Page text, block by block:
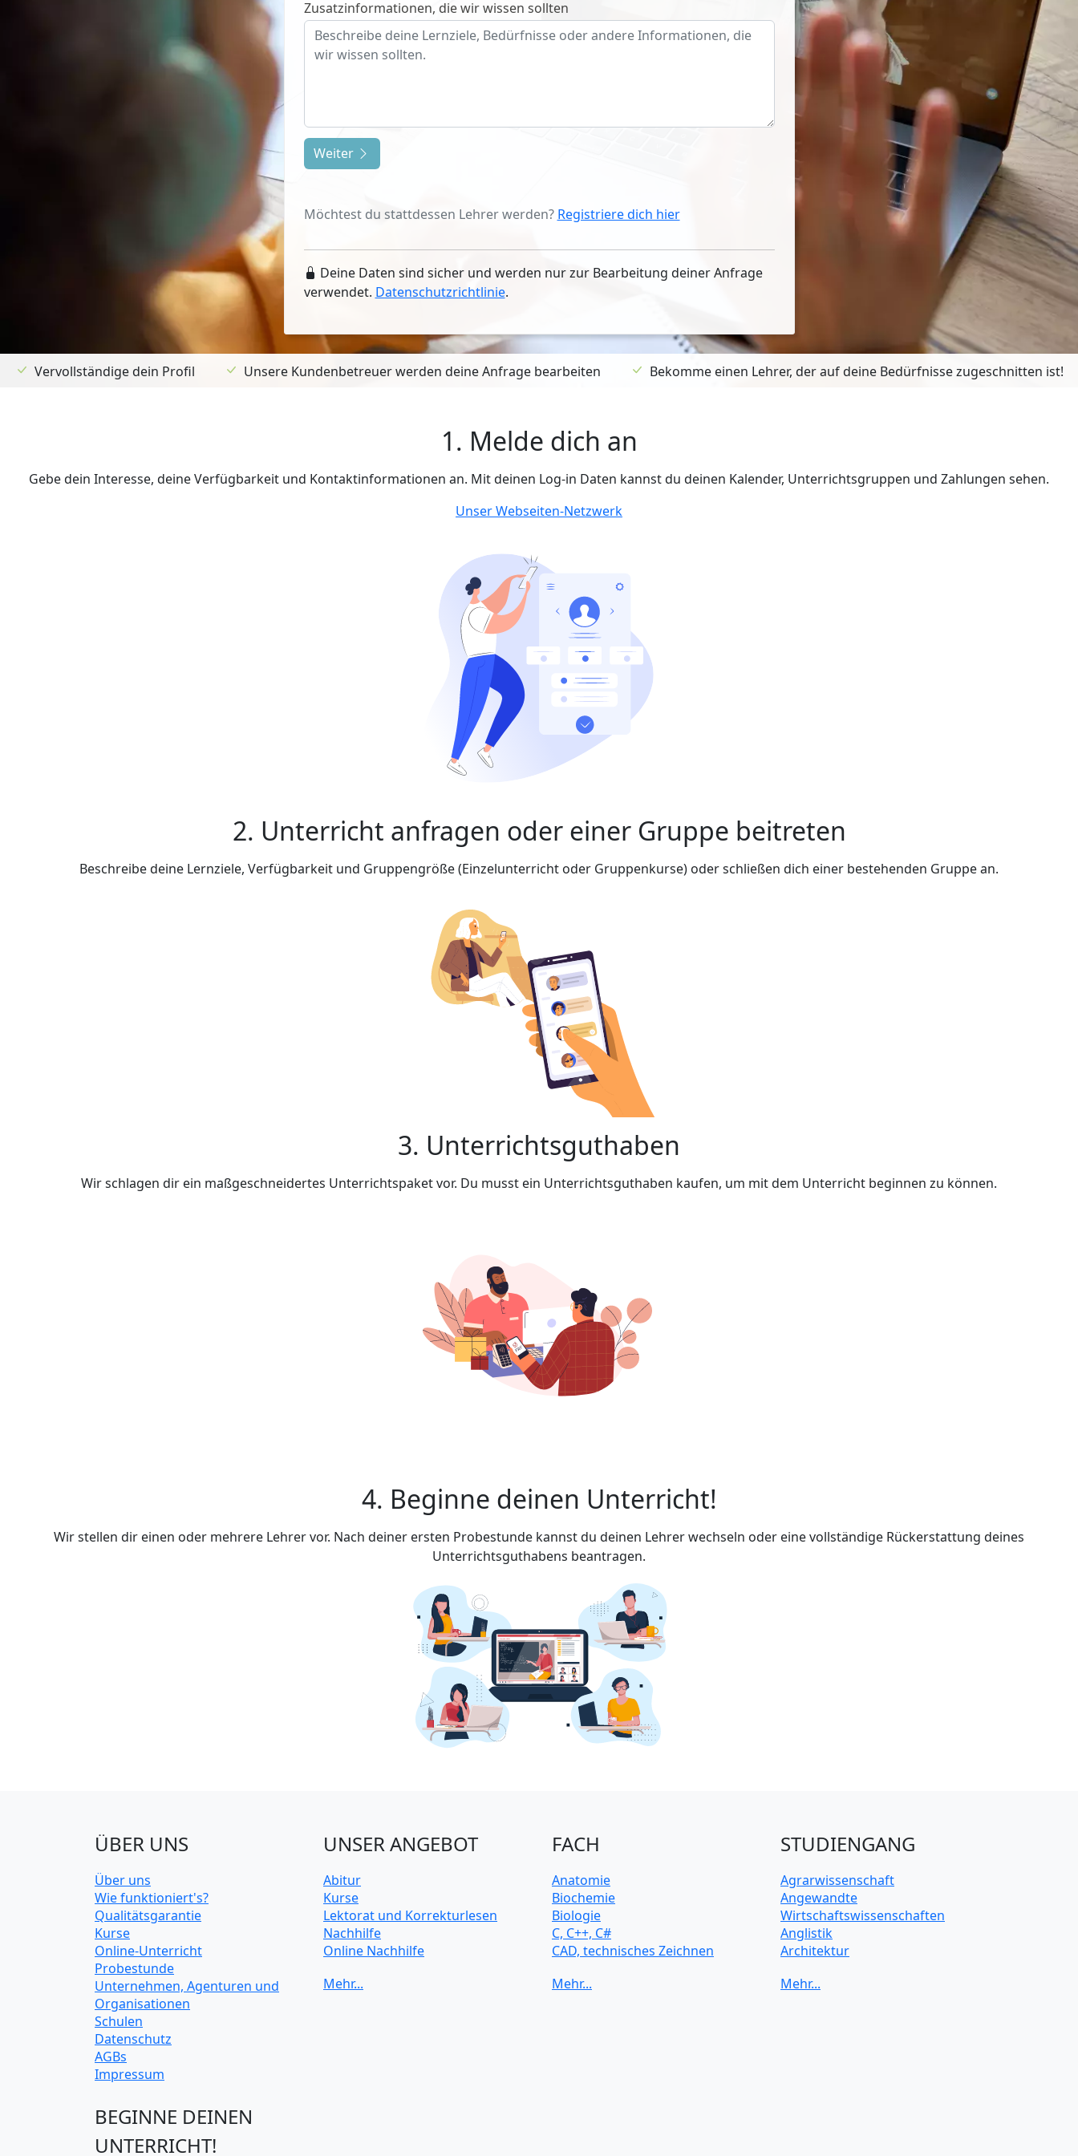
Zusatzinformationen, die wir wissen sollten
Weiter
Möchtest du stattdessen Lehrer werden? Registriere dich hier
Deine Daten sind sicher und werden nur zur Bearbeitung deiner Anfrage
verwendet. Datenschutzrichtlinie.
Vervollständige dein Profil Unsere Kundenbetreuer werden deine Anfrage bearbeiten Bekomme einen Lehrer, der auf deine Bedürfnisse zugeschnitten ist!
1. Melde dich an
Gebe dein Interesse, deine Verfügbarkeit und Kontaktinformationen an. Mit deinen Log-in Daten kannst du deinen Kalender, Unterrichtsgruppen und Zahlungen sehen.
Unser Webseiten-Netzwerk
2. Unterricht anfragen oder einer Gruppe beitreten
Beschreibe deine Lernziele, Verfügbarkeit und Gruppengröße (Einzelunterricht oder Gruppenkurse) oder schließen dich einer bestehenden Gruppe an.
3. Unterrichtsguthaben
Wir schlagen dir ein maßgeschneidertes Unterrichtspaket vor. Du musst ein Unterrichtsguthaben kaufen, um mit dem Unterricht beginnen zu können.
4. Beginne deinen Unterricht!
Wir stellen dir einen oder mehrere Lehrer vor. Nach deiner ersten Probestunde kannst du deinen Lehrer wechseln oder eine vollständige Rückerstattung deines
Unterrichtsguthabens beantragen.
ÜBER UNS
Über uns
Wie funktioniert's?
Qualitätsgarantie
Kurse
Online-Unterricht
Probestunde
Unternehmen, Agenturen und
Organisationen
Schulen
Datenschutz
AGBs
Impressum
BEGINNE DEINEN
UNTERRICHT!
UNSER ANGEBOT
Abitur
Kurse
Lektorat und Korrekturlesen
Nachhilfe
Online Nachhilfe
FACH
Anatomie
Biochemie
Biologie
C, C++, C#
CAD, technisches Zeichnen
Computerarchitektur
STUDIENGANG
Agrarwissenschaft
Angewandte
Wirtschaftswissenschaften
Anglistik
Architektur
Betriebswirtschaft BWL